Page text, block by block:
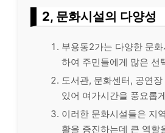
2, 문화시설의 다양성
부용동2가는 다양한 문
하여 주민들에게 많은 선
도서관, 문화센터, 공연
있어 여가시간을 풍요롭
이러한 문화시설들은 지
활을 증진하는데 큰 역할